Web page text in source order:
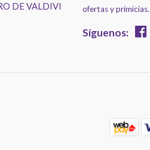
DE VALDIVI
ofertas y primicias.
Síguenos: